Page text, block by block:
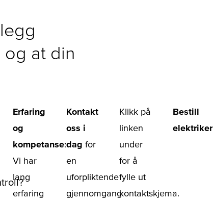
at din
Erfaring
og
kompetanse:
Vi har
lang
erfaring
Kontakt
oss i
dag for
en
uforpliktende
gjennomgang
Klikk på
linken
under
for å
fylle ut
kontaktskjema.
Bestill
elektriker